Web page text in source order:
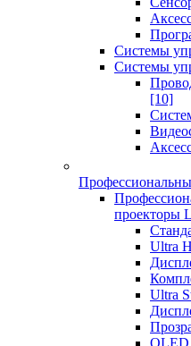
Системы
Системы
[10]
проекторы
Ultra
Ultra
OLED